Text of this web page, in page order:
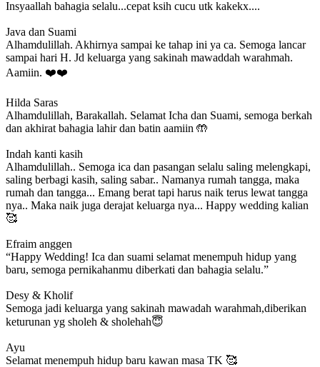
Insyaallah bahagia selalu...cepat ksih cucu utk kakekx....
Java dan Suami
Alhamdulillah. Akhirnya sampai ke tahap ini ya ca. Semoga lancar
sampai hari H. Jd keluarga yang sakinah mawaddah warahmah.
Aamiin. ❤️❤️
Hilda Saras
Alhamdulillah, Barakallah. Selamat Icha dan Suami, semoga berkah
dan akhirat bahagia lahir dan batin aamiin 🤲
Indah kanti kasih
Alhamdulillah.. Semoga ica dan pasangan selalu saling melengkapi,
saling berbagi kasih, saling sabar.. Namanya rumah tangga, maka
rumah dan tangga... Emang berat tapi harus naik terus lewat tangga
nya.. Maka naik juga derajat keluarga nya... Happy wedding kalian
🥰
Efraim anggen
“Happy Wedding! Ica dan suami selamat menempuh hidup yang
baru, semoga pernikahanmu diberkati dan bahagia selalu.”
Desy & Kholif
Semoga jadi keluarga yang sakinah mawadah warahmah,diberikan
keturunan yg sholeh & sholehah😇
Ayu
Selamat menempuh hidup baru kawan masa TK 🥰